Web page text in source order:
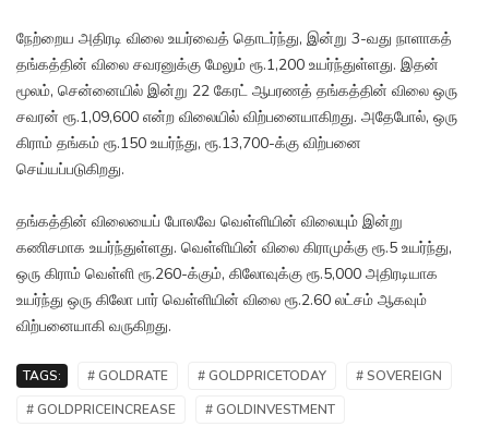
நேற்றைய அதிரடி விலை உயர்வைத் தொடர்ந்து, இன்று 3-வது நாளாகத்
தங்கத்தின் விலை சவரனுக்கு மேலும் ரூ.1,200 உயர்ந்துள்ளது. இதன்
மூலம், சென்னையில் இன்று 22 கேரட் ஆபரணத் தங்கத்தின் விலை ஒரு
சவரன் ரூ.1,09,600 என்ற விலையில் விற்பனையாகிறது. அதேபோல், ஒரு
கிராம் தங்கம் ரூ.150 உயர்ந்து, ரூ.13,700-க்கு விற்பனை
செய்யப்படுகிறது.
தங்கத்தின் விலையைப் போலவே வெள்ளியின் விலையும் இன்று
கணிசமாக உயர்ந்துள்ளது. வெள்ளியின் விலை கிராமுக்கு ரூ.5 உயர்ந்து,
ஒரு கிராம் வெள்ளி ரூ.260-க்கும், கிலோவுக்கு ரூ.5,000 அதிரடியாக
உயர்ந்து ஒரு கிலோ பார் வெள்ளியின் விலை ரூ.2.60 லட்சம் ஆகவும்
விற்பனையாகி வருகிறது.
TAGS: # GOLDRATE # GOLDPRICETODAY
# SOVEREIGN
# GOLDPRICEINCREASE
# GOLDINVESTMENT